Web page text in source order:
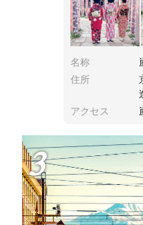
名称
住所
アクセス
3